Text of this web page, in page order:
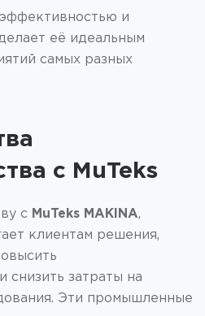
и
её идеальным
самых разных
с MuTeks
с MuTeks MAKINA,
клиентам решения,
снизить затраты на
Эти промышленные